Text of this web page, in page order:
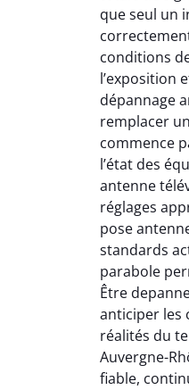
que seul un
conditions
l’exposition
dépannage
remplacer
commence
l’état des
antenne
réglages
pose
standards
parabole
Être
anticiper les
réalités du
Auvergne-
fiable,